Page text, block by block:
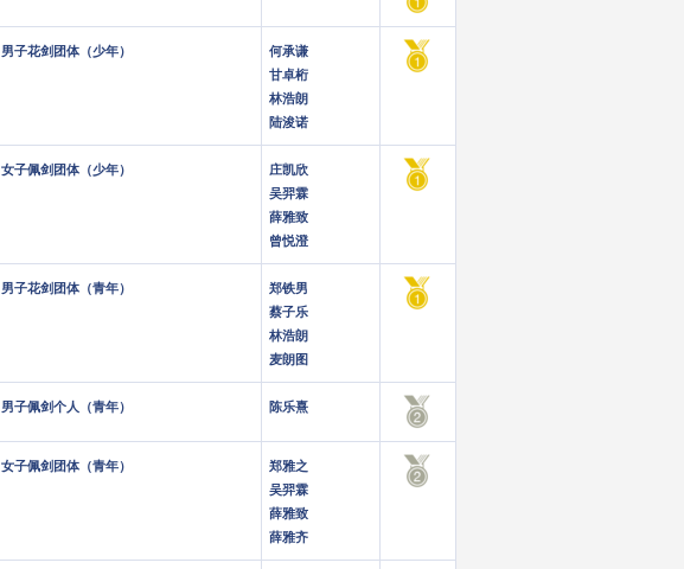
男子花剑团体（少年）
何承谦
甘卓桁
林浩朗
陆浚诺
女子佩剑团体（少年）
庄凯欣
吴羿霖
薛雅致
曾悦澄
男子花剑团体（青年）
郑铁男
蔡子乐
林浩朗
麦朗图
男子佩剑个人（青年） 陈乐熹
女子佩剑团体（青年）
郑雅之
吴羿霖
薛雅致
薛雅齐